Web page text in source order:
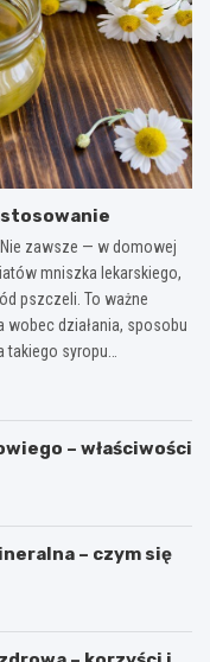
zawsze — w domowej
mniszka lekarskiego,
pszczeli. To ważne
działania, sposobu
syropu…
– właściwości
– czym się